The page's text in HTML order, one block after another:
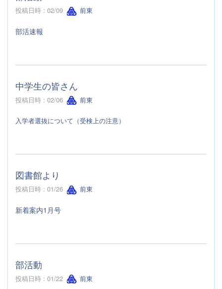
投稿日時 : 02/09 前東
部活速報
中学生の皆さん
投稿日時 : 02/06 前東
入学者選抜について（受検上の注意）
図書館より
投稿日時 : 01/26 前東
新着案内1月号
部活動
投稿日時 : 01/22 前東